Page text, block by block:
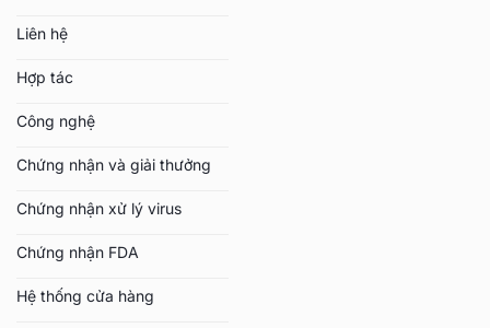
Liên hệ
Hợp tác
Công nghệ
Chứng nhận và giải thưởng
Chứng nhận xử lý virus
Chứng nhận FDA
Hệ thống cửa hàng